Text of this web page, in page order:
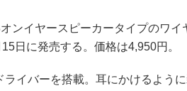
ンイヤースピーカータイプのワイ
日に発売する。価格は4,950円。
ライバーを搭載。耳にかけるよう